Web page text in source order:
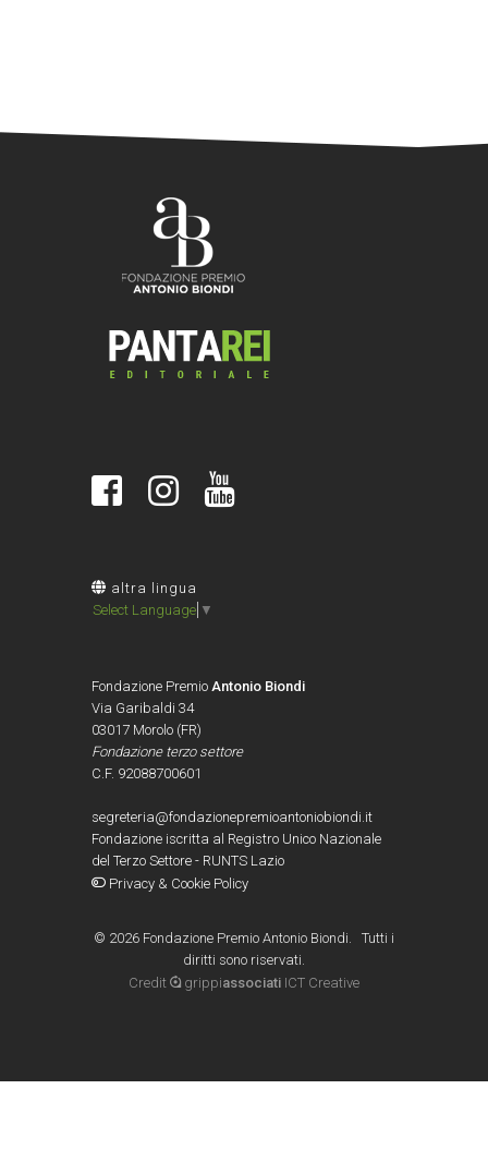
altra lingua
Select Language ▼
Fondazione Premio Antonio Biondi
Via Garibaldi 34
03017 Morolo (FR)
Fondazione terzo settore
C.F. 92088700601
segreteria@fondazionepremioantoniobiondi.it
Fondazione iscritta al Registro Unico Nazionale
del Terzo Settore - RUNTS Lazio
Privacy & Cookie Policy
© 2026 Fondazione Premio Antonio Biondi. Tutti i
diritti sono riservati.
Credit
grippiassociati ICT Creative